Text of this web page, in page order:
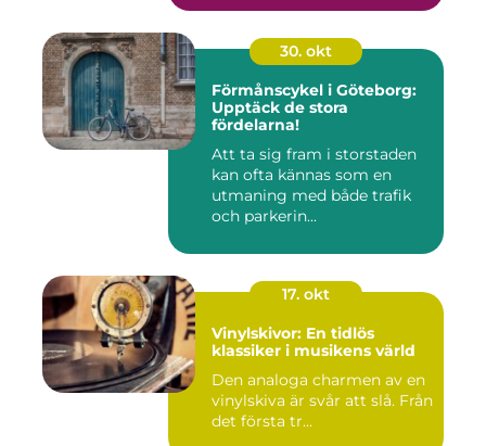
30. okt
Förmånscykel i Göteborg:
Upptäck de stora
fördelarna!
Att ta sig fram i storstaden
kan ofta kännas som en
utmaning med både trafik
och parkerin...
17. okt
Vinylskivor: En tidlös
klassiker i musikens värld
Den analoga charmen av en
vinylskiva är svår att slå. Från
det första tr...